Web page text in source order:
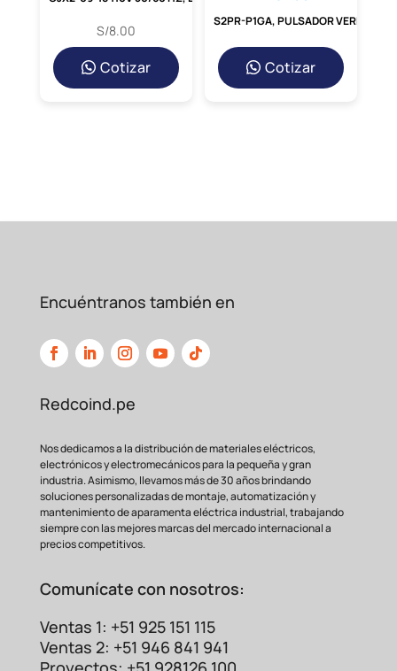
preciso de la corriente de disparo mediante
sutornillo de calibración.
Indicación Clara del Estado
Térmico vs. Fusibles
S/8.00
Cotizar Cotizar
Encuéntranos también en
Redcoind.pe
Nos dedicamos a la distribución de materiales eléctricos,
electrónicos y electromecánicos para la pequeña y gran
industria. Asimismo, llevamos más de 30 años brindando
soluciones personalizadas de montaje, automatización y
mantenimiento de aparamenta eléctrica industrial, trabajando
siempre con las mejores marcas del mercado internacional a
precios competitivos.
Comunícate con nosotros:
Ventas 1: +51 925 151 115
Ventas 2: +51 946 841 941